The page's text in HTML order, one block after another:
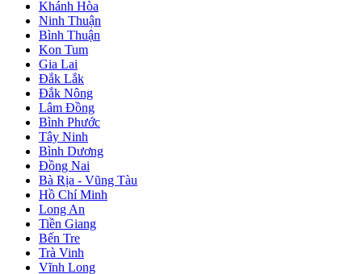
Khánh Hòa
Ninh Thuận
Bình Thuận
Kon Tum
Gia Lai
Đắk Lắk
Đắk Nông
Lâm Đồng
Bình Phước
Tây Ninh
Bình Dương
Đồng Nai
Bà Rịa - Vũng Tàu
Hồ Chí Minh
Long An
Tiền Giang
Bến Tre
Trà Vinh
Vĩnh Long